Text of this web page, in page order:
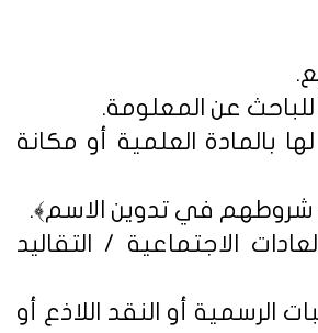
بالمادة العلمية أو مكانة
الاجتماعية / التقاليد
الرسمية أو النقد اللاذع أو